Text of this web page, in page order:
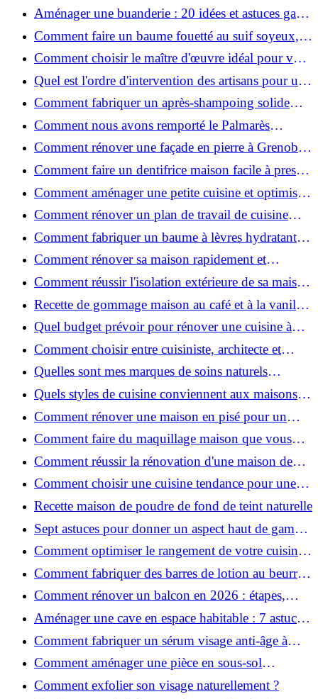
2026 ?
Aménager une buanderie : 20 idées et astuces gain
de place pour un espace fonctionnel et stylé
Comment faire un baume fouetté au suif soyeux,
fait maison ?
Comment choisir le maître d'œuvre idéal pour vos
travaux de rénovation ?
Quel est l'ordre d'intervention des artisans pour une
rénovation ?
Comment fabriquer un après-shampoing solide
naturel pour cheveux ?
Comment nous avons remporté le Palmarès
(Ré)HABITER 2025 : les coulisses du projet primé
?
Comment rénover une façade en pierre à Grenoble
: techniques, coûts et conseils
Comment faire un dentifrice maison facile à presser
?
Comment aménager une petite cuisine et optimiser
chaque centimètre carré ?
Comment rénover un plan de travail de cuisine
facilement : guide étape par étape
Comment fabriquer un baume à lèvres hydratant et
naturel au suif ?
Comment rénover sa maison rapidement et
efficacement ?
Comment réussir l'isolation extérieure de sa maison
pour une rénovation performante et durable ?
Recette de gommage maison au café et à la vanille
pour une peau douce
Quel budget prévoir pour rénover une cuisine à
Voiron en 2026 : coûts et aides locales ?
Comment choisir entre cuisiniste, architecte et
contractant général à Voiron ?
Quelles sont mes marques de soins naturels
préférées ?
Quels styles de cuisine conviennent aux maisons et
appartements du Voironnais ?
Comment rénover une maison en pisé pour un
habitat sain et performant ?
Comment faire du maquillage maison que vous
utiliserez vraiment ?
Comment réussir la rénovation d'une maison de
ville en 2026 ?
Comment choisir une cuisine tendance pour une
rénovation en 2026 ?
Recette maison de poudre de fond de teint naturelle
Sept astuces pour donner un aspect haut de gamme
à votre cuisine
Comment optimiser le rangement de votre cuisine
et gagner de la place ?
Comment fabriquer des barres de lotion au beurre
de karité ?
Comment rénover un balcon en 2026 : étapes,
budget et matériaux ?
Aménager une cave en espace habitable : 7 astuces
essentielles
Comment fabriquer un sérum visage anti-âge à
l'huile de rose musquée ?
Comment aménager une pièce en sous-sol
efficacement ?
Comment exfolier son visage naturellement ?